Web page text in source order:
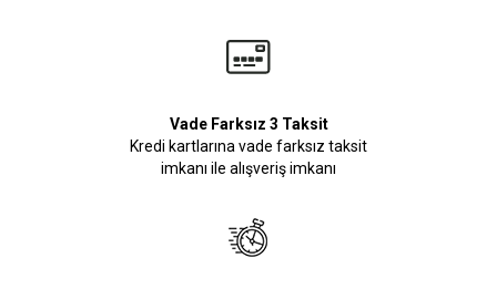
Vade Farksız 3 Taksit
Kredi kartlarına vade farksız taksit
imkanı ile alışveriş imkanı